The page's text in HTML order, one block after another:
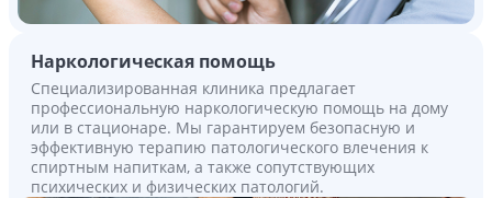
Наркологическая помощь
Специализированная клиника предлагает
профессиональную наркологическую помощь на дому
или в стационаре. Мы гарантируем безопасную и
эффективную терапию патологического влечения к
спиртным напиткам, а также сопутствующих
психических и физических патологий.